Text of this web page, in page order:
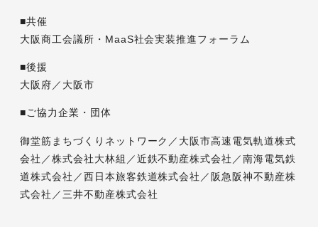
■共催
大阪商工会議所・MaaS社会実装推進フォーラム
■後援
大阪府／大阪市
■ご協力企業・団体
御堂筋まちづくりネットワーク／大阪市高速電気軌道株式
会社／株式会社大林組／近鉄不動産株式会社／南海電気鉄
道株式会社／西日本旅客鉄道株式会社／阪急阪神不動産株
式会社／三井不動産株式会社